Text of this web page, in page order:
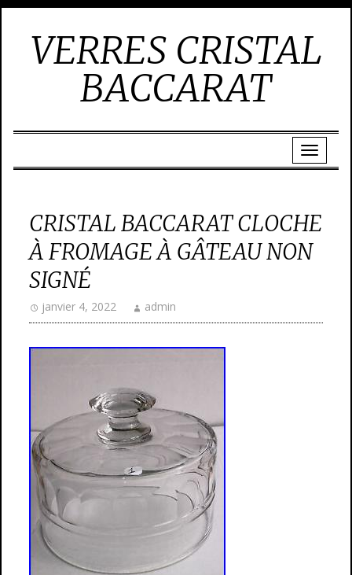
VERRES CRISTAL
BACCARAT
CRISTAL BACCARAT CLOCHE
À FROMAGE À GÂTEAU NON
SIGNÉ
janvier 4, 2022 admin